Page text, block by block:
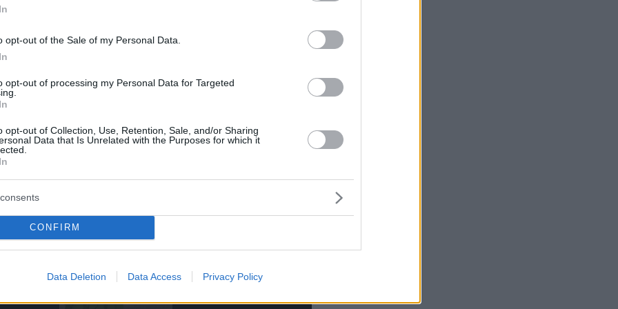
opt-out of the Sale of my Personal Data.
opt-out of processing my Personal Data for Targeted
opt-out of Collection, Use, Retention, Sale, and/or Sharing
Data that Is Unrelated with the Purposes for which it
CONFIRM
Data Deletion Data Access Privacy Policy
καίρια από την ίδια την κατάθεσή του κατά
ενώπιον της κυρίας ανακρίτριας όπου είπε
το παιδί».